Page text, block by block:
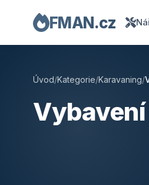
FMAN.cz
Úvod/Kategorie/Karavaning/